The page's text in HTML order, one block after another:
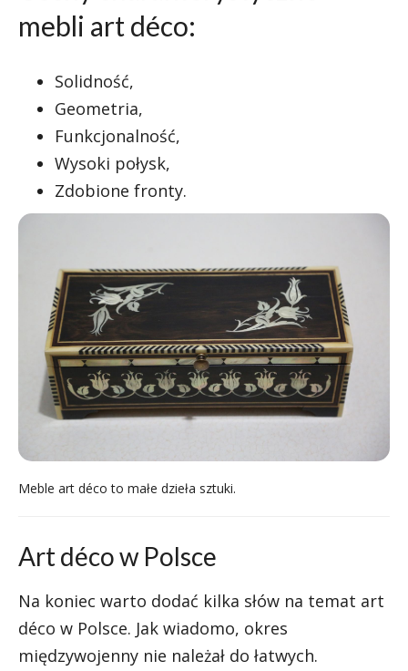
mebli art déco:
Solidność,
Geometria,
Funkcjonalność,
Wysoki połysk,
Zdobione fronty.
Meble art déco to małe dzieła sztuki.
Art déco w Polsce
Na koniec warto dodać kilka słów na temat art
déco w Polsce. Jak wiadomo, okres
międzywojenny nie należał do łatwych.